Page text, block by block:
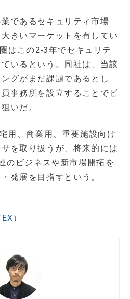
であるセキュリティ市場
きいマーケットを有してい
はこの2-3年でセキュリテ
いるという。同社は、当該
グがまだ課題であるとし
事務所を設立することでビ
いだ。
用、商業用、重要施設向け
を取り扱うが、将来的には
のビジネスや新市場開拓を
発展を目指すという。
）